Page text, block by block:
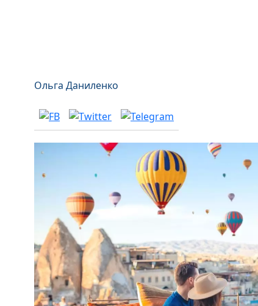
Ольга Даниленко